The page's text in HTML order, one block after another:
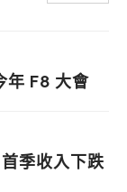
年 F8 大會
季收入下跌